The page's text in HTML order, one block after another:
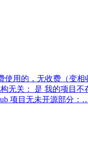
的，无收费（变相
无关： 是 我的项目
项目无未开源部分：